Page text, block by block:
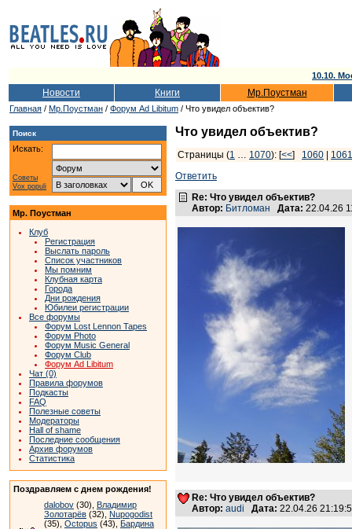
10.10.
Новости Книги Мр.Поустман
Главная / Мр.Поустман / Форум Ad Libitum / Что увидел объектив?
Поиск
Искать:
Советы
Vox populi
Мр. Поустман
Клуб
Регистрация
Выслать пароль
Список участников
Мы помним
Клубная карта
Города
Дни рождения
Юбилеи регистрации
Все форумы
Форум Lost Lennon Tapes
Форум Photo
Форум Music General
Форум Club
Форум Ad Libitum
Чат (0)
Правила форумов
Подкасты
FAQ
Полезные советы
Модераторы
Hall of shame
Последние сообщения
Архив форумов
Статистика
Поздравляем с днем рождения!
dalobov (30), Владимир
Золотарёв (32), Nupogodist
(35), Octopus (43), Бардина
Что увидел объектив?
Страницы (1 … 1070): [<<] 1060
1061
Ответить
Re: Что увидел объектив?
Автор: Битломан Дата: 22.04.26
Re: Что увидел объектив?
Автор: audi Дата: 22.04.26